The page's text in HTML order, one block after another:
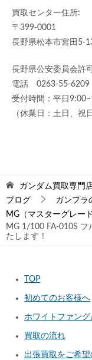
買取センター住所:
〒399-0001
長野県松本市宮田5-
長野県公安委員会許
電話 0263-55-6209
受付時間：平日
（休業日：土日、祝
ガンダム買取専門
ブログ
ガンプラ
MG（マスターグレード
MG 1/100 FA-010S フ
たします！
TOP
初めてのお客様へ
ホワイトファン
買取の流れ
出張買取をご希